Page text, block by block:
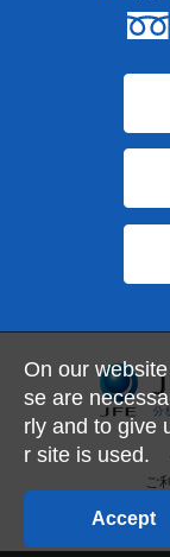
ご
On our
se are
rly and to give
r site is used.
Accept